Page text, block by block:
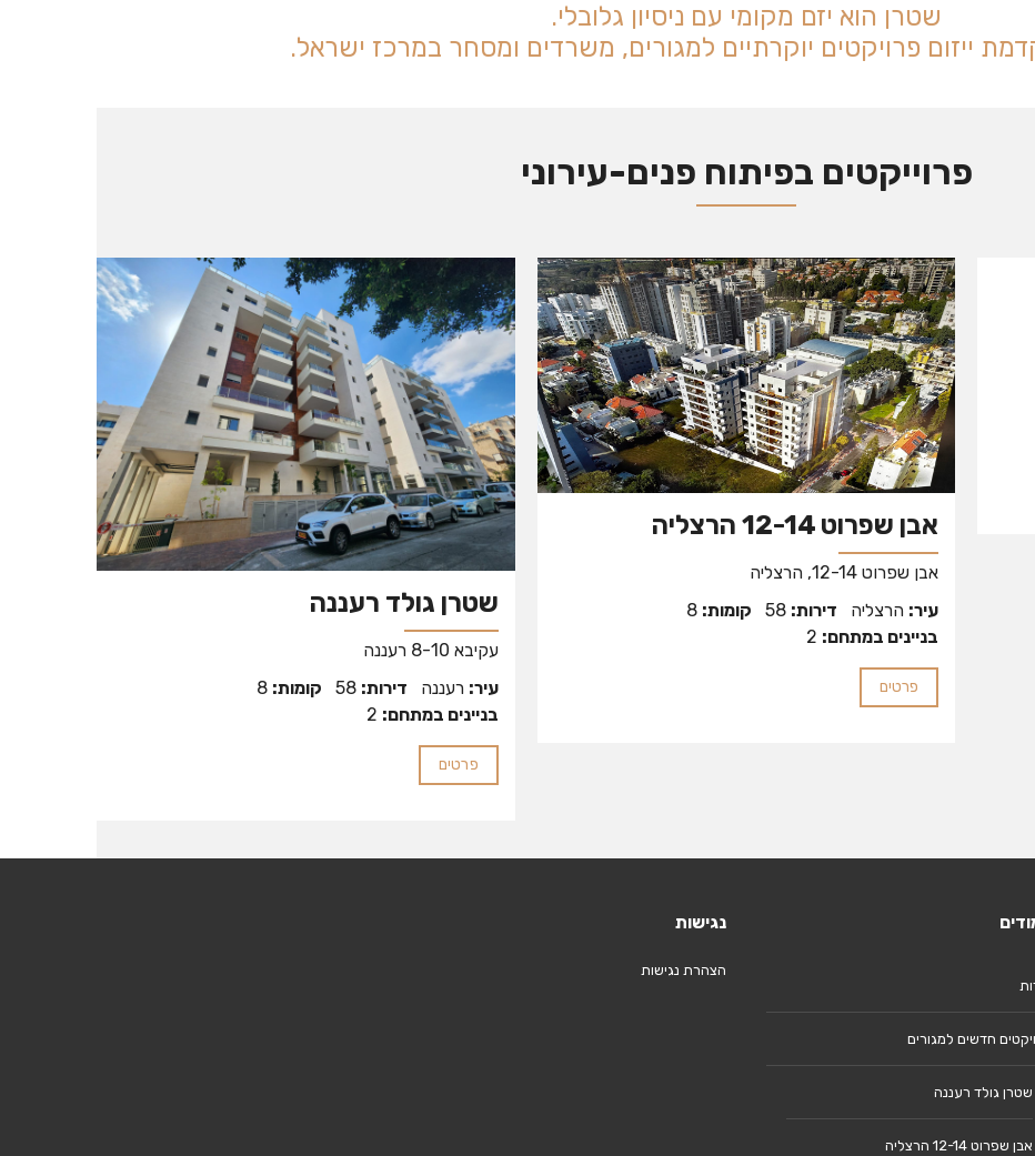
שטרן הוא יזם מקומי עם ניסיון גלובלי.
ייזום פרויקטים יוקרתיים למגורים, משרדים ומסחר במרכז ישראל.
פרוייקטים בפיתוח פנים-עירוני
שטרן גולד רעננה
עקיבא 8-10 רעננה
עיר: רעננה דירות: 58 קומות: 8
בניינים במתחם:
פרטים
אבן שפרוט 12-14 הרצליה
אבן שפרוט 12-14, הרצליה
עיר: הרצליה דירות: קומות:
בניינים במתחם:
פרטים
חדשים למגורים
שטרן גולד רעננה
אבן שפרוט 12-14 הרצליה
נגישות
הצהרת נגישות